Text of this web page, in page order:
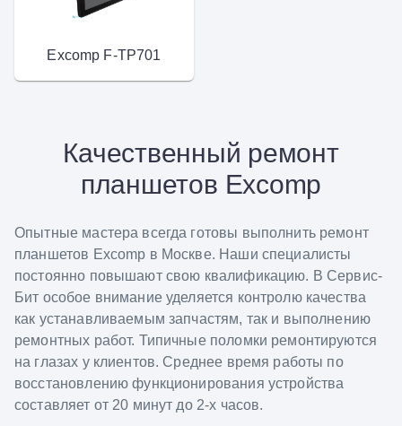
Excomp F-TP701
Качественный ремонт
планшетов Excomp
Опытные мастера всегда готовы выполнить ремонт
планшетов Excomp в Москве. Наши специалисты
постоянно повышают свою квалификацию. В Сервис-
Бит особое внимание уделяется контролю качества
как устанавливаемым запчастям, так и выполнению
ремонтных работ. Типичные поломки ремонтируются
на глазах у клиентов. Среднее время работы по
восстановлению функционирования устройства
составляет от 20 минут до 2-х часов.